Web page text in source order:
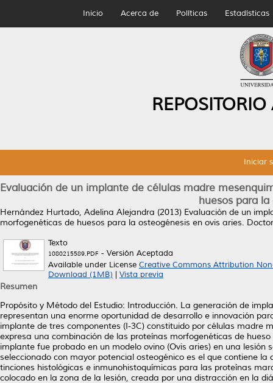
Inicio Acerca de Políticas Estadísticas
Iniciar
Evaluación de un implante de células madre
huesos para
Hernández Hurtado, Adelina Alejandra (2013) Evaluación de un
morfogenéticas de huesos para la osteogénesis en ovis aries.
Texto
1080215589.PDF - Versión Aceptada
Available under License Creative Commons Attribution
Download (1MB)
Vista previa
Resumen
Propósito y Método del Estudio: Introducción. La generación de
representan una enorme oportunidad de desarrollo e innovación
implante de tres componentes (I-3C) constituido por células madre
expresa una combinación de las proteínas morfogenéticas de
implante fue probado en un modelo ovino (Ovis aries) en una
seleccionado con mayor potencial osteogénico es el que contiene
tinciones histológicas e inmunohistoquímicas para las proteínas
colocado en la zona de la lesión, creada por una distracción en la